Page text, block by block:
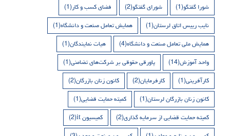
شورا گفتگو(1) شورای گفتگو(2) فضای کسب و کار(1)
نایب رییس اتاق لرستان(1) همایش تعامل صنعت و دانشگاه(1)
همایش ملی تعامل صنعت و دانشگاه(4) هیات نمایندگان(1)
واحد آموزش(14) پاورقی حقوقی بر شرکت‌های تضامنی(1)
کارآفرینی(1) کارفرمایان(2) کانون زنان بازرگان(2)
کانون زنان بازرگان لرستان(1) کمیته حمایت قضایی(1)
کمیته حمایت قضایی از سرمایه گذاری(2) کمیسیون it (2)